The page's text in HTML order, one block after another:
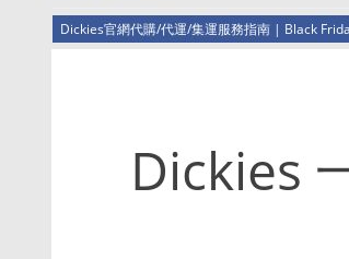
Dickies官網代購/代運/集運服務指南 | Black
Dickies